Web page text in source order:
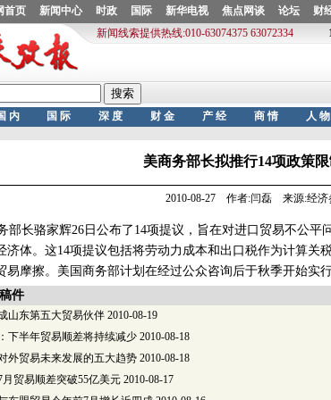
美商务部长拟推行14项政策限
2010-08-27 作者:闫磊 来源:经济
长骆家辉26日公布了14项提议，旨在对进口贸易不公平
济体。这14项提议包括将劳动力成本和出口税作为计算关
易摩擦。美国商务部计划在经过公众咨询后于秋季开始实行
件
山东第五大贸易伙伴 2010-08-19
下半年贸易顺差将持续减少 2010-08-18
外贸易未来发展的五大趋势 2010-08-18
月贸易顺差突破55亿美元 2010-08-17